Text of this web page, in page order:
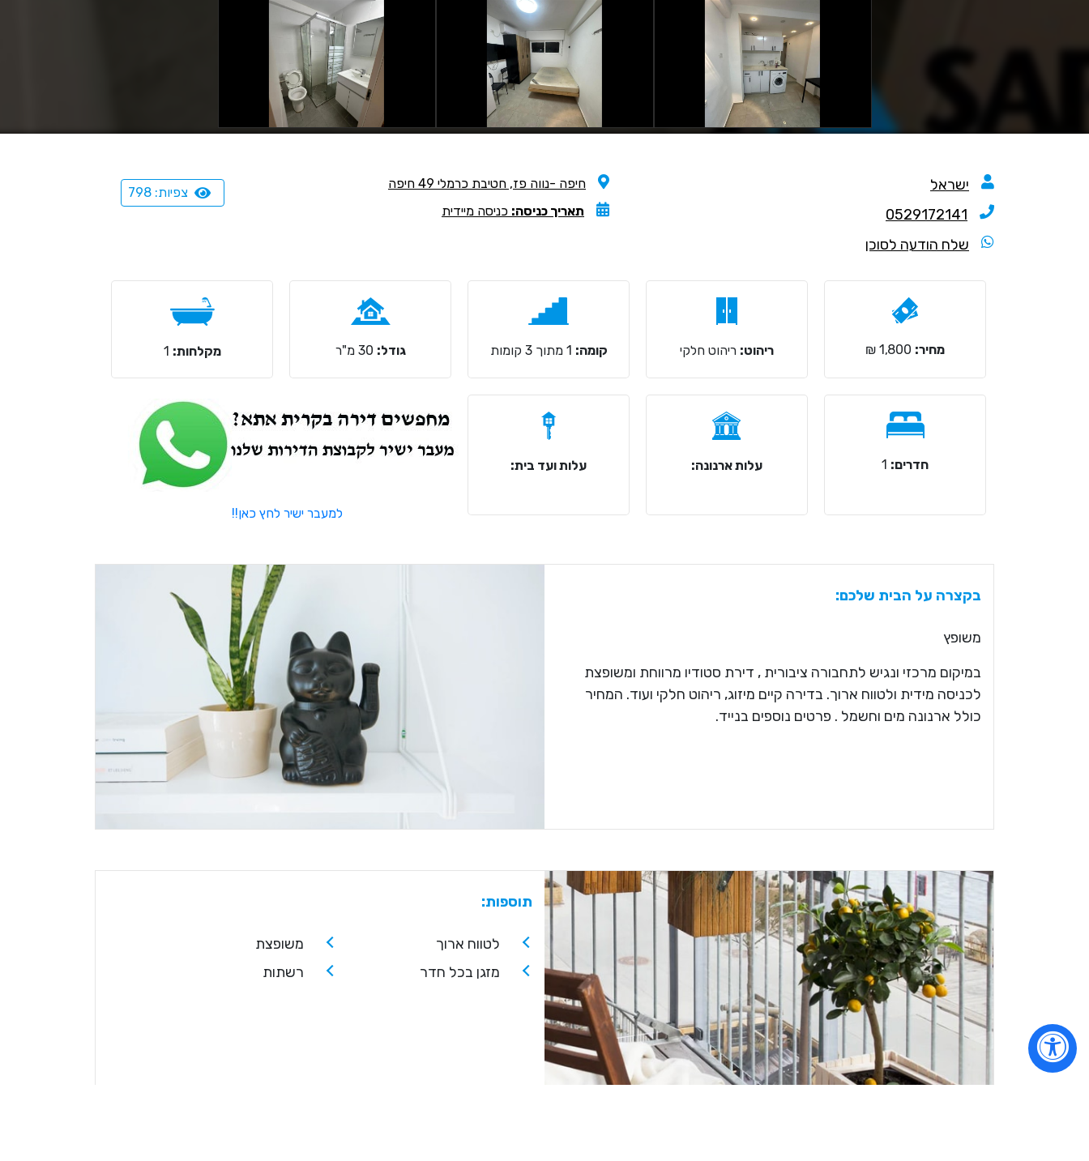
ישראל
0529172141
שלח הודעה לסוכן
חיפה -נווה פז, חטיבת כרמלי 49 חיפה
תאריך כניסה: כניסה מיידית
צפיות: 798
מחיר: ריהוט: ריהוט חלקי קומה: גודל: מקלחות:
חדרים: עלות ארנונה: עלות ועד בית:
למעבר ישיר לחץ כאן!!
בקצרה על הבית שלכם:
משופץ
במיקום מרכזי ונגיש לתחבורה ציבורית , דירת סטודיו מרווחת ומשופצת
לכניסה מידית ולטווח ארוך. בדירה קיים מיזוג, ריהוט חלקי ועוד. המחיר
כולל ארנונה מים וחשמל . פרטים נוספים בנייד.
תוספות:
לטווח ארוך
משופצת
מזגן בכל חדר
רשתות